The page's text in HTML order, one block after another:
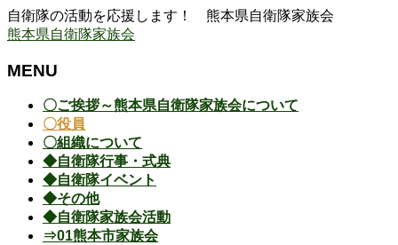
自衛隊の活動を応援します！ 熊本県自衛隊家族会
熊本県自衛隊家族会
MENU
〇ご挨拶～熊本県自衛隊家族会について
〇役員
〇組織について
◆自衛隊行事・式典
◆自衛隊イベント
◆その他
◆自衛隊家族会活動
⇒01熊本市家族会